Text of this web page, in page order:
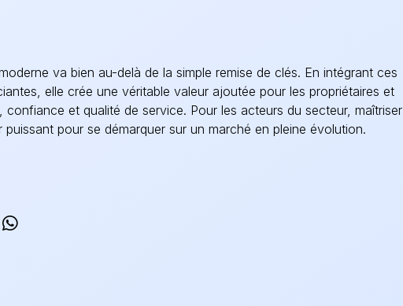
va bien au-delà de la simple remise de clés. En intégrant ces
elle crée une véritable valeur ajoutée pour les propriétaires et
et qualité de service. Pour les acteurs du secteur, maîtriser
pour se démarquer sur un marché en pleine évolution.